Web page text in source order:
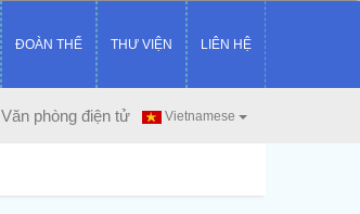
ĐOÀN THỂ THƯ VIỆN LIÊN HỆ
Vietnamese
Văn phòng điện tử